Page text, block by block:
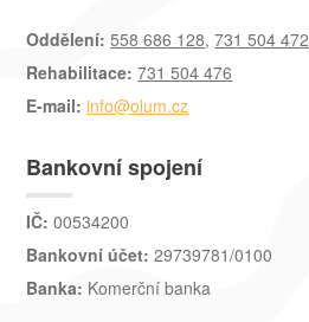
Oddělení: 558 686 128,731 504 472
Rehabilitace: 731 504 476
E-mail: info@olum.cz
Bankovní spojení
IČ: 00534200
Bankovní účet: 29739781/0100
Banka: Komerční banka